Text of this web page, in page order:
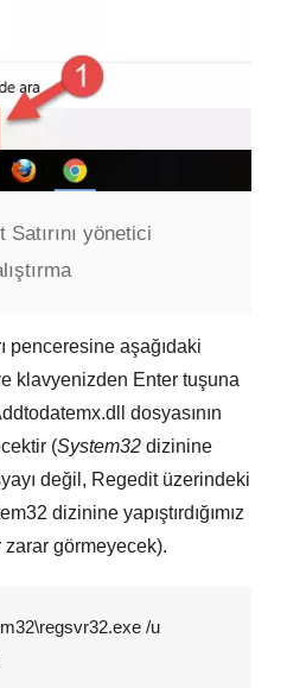
Satırını yönetici
penceresine aşağıdaki
klavyenizden Enter tuşuna
dosyasının
(System32 dizinine
değil, Regeditüzerindeki
dizinine yapıştırdığımız
görmeyecek).
/u